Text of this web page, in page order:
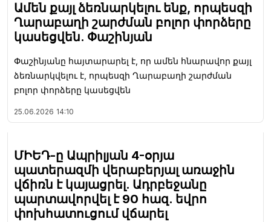
Ամեն քայլ ձեռնարկելու ենք, որպեսզի
Ղարաբաղի շարժման բոլոր փորձերը
կասեցվեն. Փաշինյան
Փաշինյանը հայտարարել է, որ ամեն հնարավոր քայլ
ձեռնարկվելու է, որպեսզի Ղարաբաղի շարժման
բոլոր փորձերը կասեցվեն
25.06.2026 14:10
ՄԻԵԴ-ը Ապրիլյան 4-օրյա
պատերազմի վերաբերյալ առաջին
վճիռն է կայացրել. Ադրբեջանը
պարտավորվել է 90 հազ. եվրո
փոխհատուցում վճարել